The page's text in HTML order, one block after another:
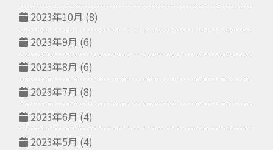
2023年10月 (8)
2023年9月 (6)
2023年8月 (6)
2023年7月 (8)
2023年6月 (4)
2023年5月 (4)